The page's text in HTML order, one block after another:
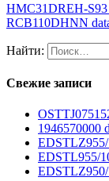
HMC31DREH-S93
RCB110DHNN
Найти:
Свежие записи
1946570000
EDSTLZ955/
EDSTL955/
EDSTLZ950/